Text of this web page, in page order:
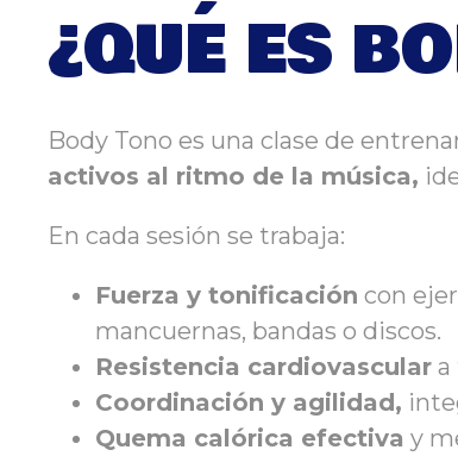
¿QUÉ ES
Body Tono es una clase de
activos al ritmo de la música,
En cada sesión se trabaja:
Fuerza y tonificación con
mancuernas, bandas o discos.
Resistencia cardiovascular a
Coordinación y agilidad,
Quema calórica efectiva y